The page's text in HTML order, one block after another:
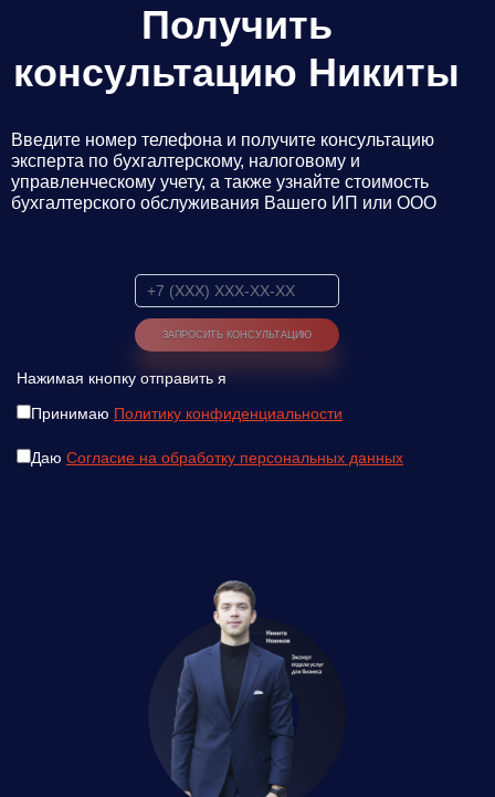
Получить
консультацию Никиты
Введите номер телефона и получите консультацию
эксперта по бухгалтерскому, налоговому и
управленческому учету, а также узнайте стоимость
бухгалтерского обслуживания Вашего ИП или ООО
Нажимая кнопку отправить я
Принимаю Политику конфиденциальности
Даю Согласие на обработку персональных данных
Введите ваш номер телефона и мы вам
Нажимая кнопку отправить я
Политику конфиденциальности